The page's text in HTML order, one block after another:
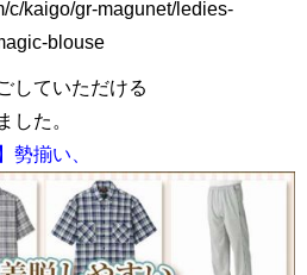
c/kaigo/gr-magunet/ledies-
blouse
していただける
した。
勢揃い、